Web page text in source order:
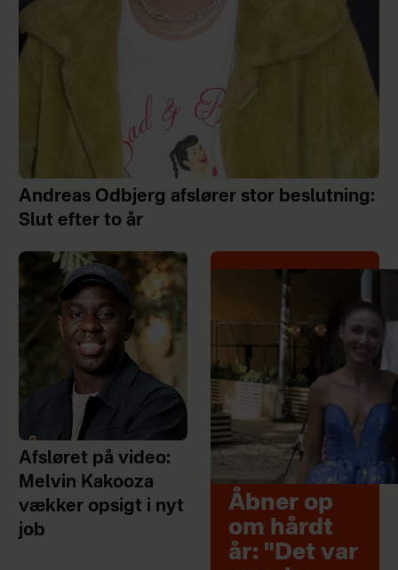
Andreas Odbjerg afslører stor beslutning:
Slut efter to år
Afsløret på video:
Melvin Kakooza
vækker opsigt i nyt
job
Åbner op
om hårdt
år: "Det var